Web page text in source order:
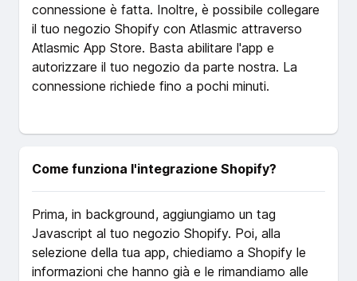
connessione è fatta. Inoltre, è possibile collegare
il tuo negozio Shopify con Atlasmic attraverso
Atlasmic App Store. Basta abilitare l'app e
autorizzare il tuo negozio da parte nostra. La
connessione richiede fino a pochi minuti.
Come funziona l'integrazione Shopify?
Prima, in background, aggiungiamo un tag
Javascript al tuo negozio Shopify. Poi, alla
selezione della tua app, chiediamo a Shopify le
informazioni che hanno già e le rimandiamo alle